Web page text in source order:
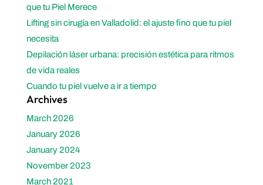
que tu Piel Merece
Lifting sin cirugía en Valladolid: el ajuste fino que tu piel
necesita
Depilación láser urbana: precisión estética para ritmos
de vida reales
Cuando tu piel vuelve a ir a tiempo
Archives
March 2026
January 2026
January 2024
November 2023
March 2021